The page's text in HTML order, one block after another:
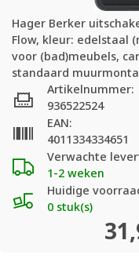
Hager Berker
Flow, kleur: edelstaal
voor (bad)meubels,
standaard
Verwachte
1-2 weken
Huidige
0 stuk(s)
Artikelnummer:
936522524
EAN:
4011334334651